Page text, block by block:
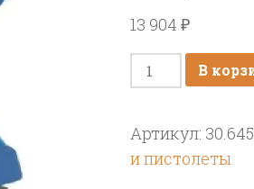
13 904₽
Количество
товара
пистолет
RB
В
Артикул:
и пистолеты